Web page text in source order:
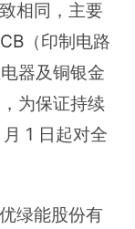
相同，主要
（印制电路
器及铜银金
为保证持续
1 日起对全
绿能股份有